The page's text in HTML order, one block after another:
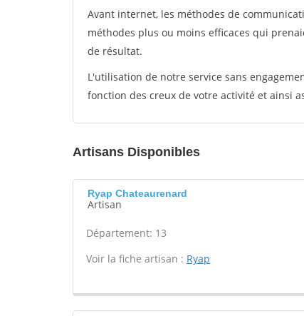
Avant internet, les méthodes de
méthodes plus ou moins efficaces qui
de résultat.
L'utilisation de notre service sans
fonction des creux de votre activité et ainsi
Artisans Disponibles
Ryap Chateaurenard
Artisan
Département: 13
Voir la fiche artisan : Ryap